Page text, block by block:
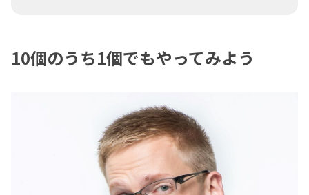
10個のうち1個でもやってみよう